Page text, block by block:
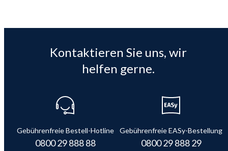
Kontaktieren Sie uns, wir
helfen gerne.
Gebührenfreie Bestell-Hotline
0800 29 888 88
Gebührenfreie EASy-Bestellung
0800 29 888 29